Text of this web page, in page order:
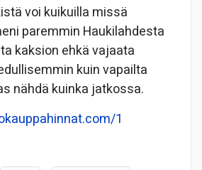
voi kuikuilla missä
paremmin Haukilahdesta
kaksion ehkä vajaata
kuin vapailta
nähdä kuinka jatkossa.
1